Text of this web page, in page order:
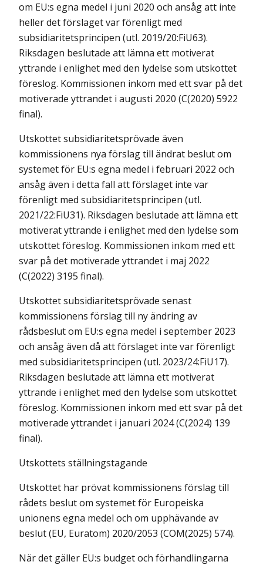
om EU:s egna medel i juni 2020 och ansåg att inte
heller det förslaget var förenligt med
subsidiaritetsprincipen (utl. 2019/20:FiU63).
Riksdagen beslutade att lämna ett motiverat
yttrande i enlighet med den lydelse som utskottet
föreslog. Kommissionen inkom med ett svar på det
motiverade yttrandet i augusti 2020 (C(2020) 5922
final).
Utskottet subsidiaritetsprövade även
kommissionens nya förslag till ändrat beslut om
systemet för EU:s egna medel i februari 2022 och
ansåg även i detta fall att förslaget inte var
förenligt med subsidiaritetsprincipen (utl.
2021/22:FiU31). Riksdagen beslutade att lämna ett
motiverat yttrande i enlighet med den lydelse som
utskottet föreslog. Kommissionen inkom med ett
svar på det motiverade yttrandet i maj 2022
(C(2022) 3195 final).
Utskottet subsidiaritetsprövade senast
kommissionens förslag till ny ändring av
rådsbeslut om EU:s egna medel i september 2023
och ansåg även då att förslaget inte var förenligt
med subsidiaritetsprincipen (utl. 2023/24:FiU17).
Riksdagen beslutade att lämna ett motiverat
yttrande i enlighet med den lydelse som utskottet
föreslog. Kommissionen inkom med ett svar på det
motiverade yttrandet i januari 2024 (C(2024) 139
final).
Utskottets ställningstagande
Utskottet har prövat kommissionens förslag till
rådets beslut om systemet för Europeiska
unionens egna medel och om upphävande av
beslut (EU, Euratom) 2020/2053 (COM(2025) 574).
När det gäller EU:s budget och förhandlingarna